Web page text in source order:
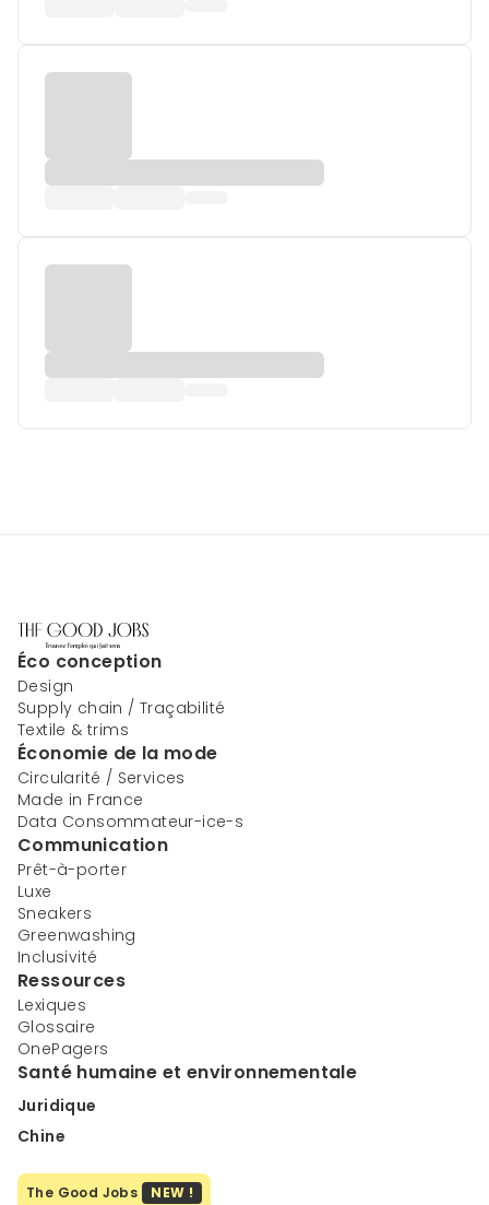
Éco conception
Design
Supply chain / Traçabilité
Textile & trims
Économie de la mode
Circularité / Services
Made in France
Data Consommateur-ice-s
Communication
Prêt-à-porter
Luxe
Sneakers
Greenwashing
Inclusivité
Ressources
Lexiques
Glossaire
OnePagers
Santé humaine et environnementale
Juridique
Chine
The Good Jobs NEW !